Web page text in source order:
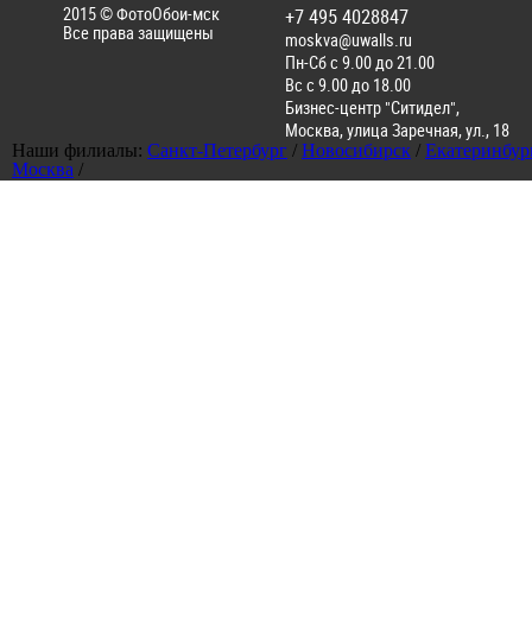
2015 ©ФотоОбои-мск
Все права защищены
+7 495 4028847
moskva@uwalls.ru
Пн-Сб с 9.00 до 21.00
Вс с 9.00 до 18.00
Бизнес-центр "Ситидел",
Москва,улица Заречная, ул., 18
Наши филиалы: Санкт-Петербург / Новосибирск /
Москва /